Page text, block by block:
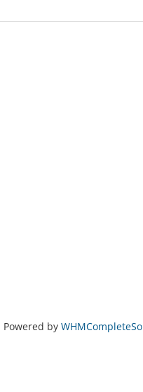
Powered by